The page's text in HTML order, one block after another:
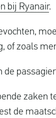
bij Ryanair.
of zoals
zaken
de